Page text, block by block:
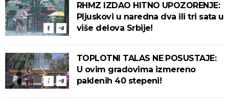
RHMZ IZDAO HITNO UPOZORENJE:
Pljuskovi u naredna dva ili tri sata u
više delova Srbije!
TOPLOTNI TALAS NE POSUSTAJE:
U ovim gradovima izmereno
paklenih 40 stepeni!